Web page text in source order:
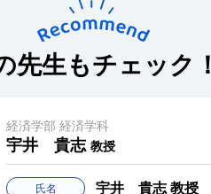
先生もチェック！
経済学部 経済学科
宇井 貴志 教授
氏名 宇井 貴志 教授